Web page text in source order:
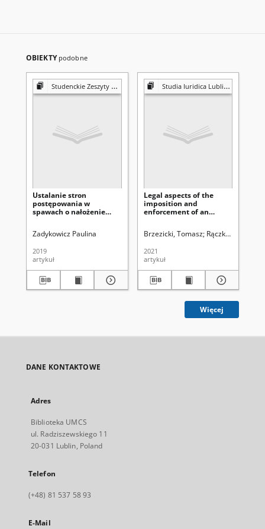
OBIEKTY podobne
Studenckie Zeszyty Naukowe
Ustalanie stron
postępowania w
spawach o nałożenie
pasa drogowego w
administracyjnych
Zadykowicz Paulina
2019
artykuł
Studia Iuridica Lublinensia
Legal aspects of the
imposition and
enforcement of an
vehicle imported from
European Union member
state
Brzezicki, Tomasz Rączka, Piotr
2021
artykuł
Więcej
DANE KONTAKTOWE
Adres
Biblioteka UMCS
ul. Radziszewskiego 11
20-031 Lublin, Poland
Telefon
(+48) 81 537 58 93
E-Mail